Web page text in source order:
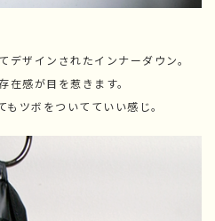
ザインされたインナーダウン。
在感が目を惹きます。
ツボをついてていい感じ。